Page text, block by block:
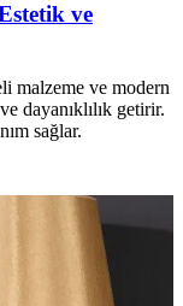
ve
malzeme ve modern
dayanıklılık getirir.
sağlar.